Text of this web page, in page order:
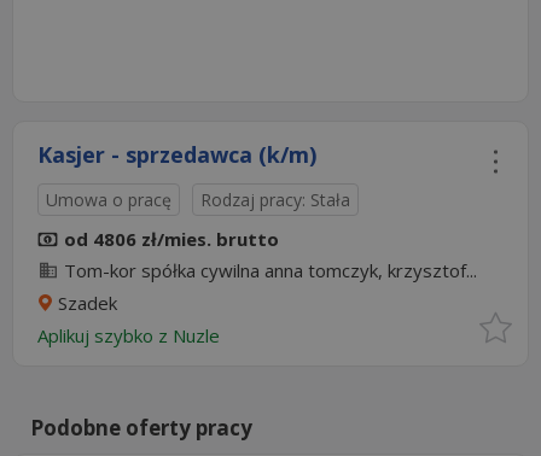
Kasjer - sprzedawca (k/m)
Umowa o pracę Rodzaj pracy: Stała
od 4806 zł/mies. brutto
Tom-kor spółka cywilna anna tomczyk, krzysztof...
Szadek
Aplikuj szybko z Nuzle
Podobne oferty pracy